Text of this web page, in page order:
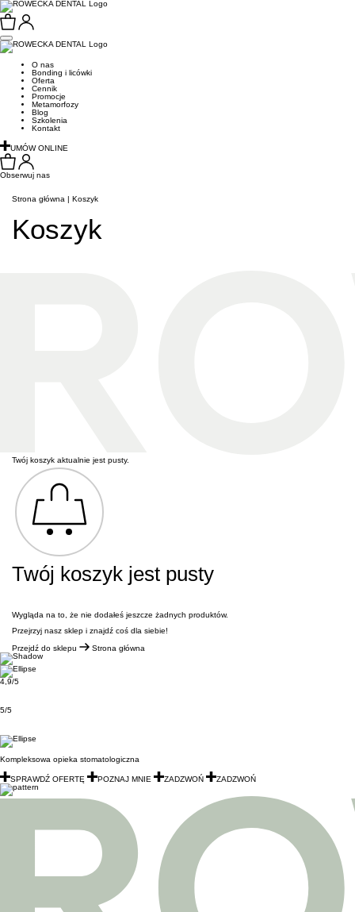
O nas
Bonding i licówki
Oferta
Cennik
Promocje
Metamorfozy
Blog
Szkolenia
Kontakt
UMÓW ONLINE
Obserwuj nas
Strona główna | Koszyk
Koszyk
Twój koszyk aktualnie jest pusty.
Twój koszyk jest pusty
Wygląda na to, że nie dodałeś jeszcze żadnych produktów.
Przejrzyj nasz sklep i znajdź coś dla siebie!
Przejdź do sklepu
Strona główna
4,9/5
5/5
Kompleksowa opieka stomatologiczna
SPRAWDŹ OFERTĘ POZNAJ MNIE ZADZWOŃ ZADZWOŃ